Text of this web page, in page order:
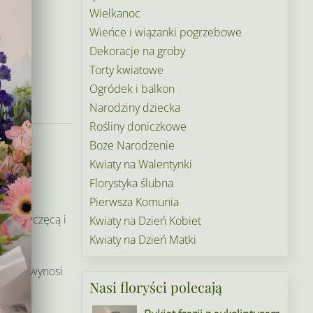
i
wynosi
Wielkanoc
Wieńce i wiązanki pogrzebowe
Dekoracje na groby
Torty kwiatowe
Ogródek i balkon
Narodziny dziecka
Rośliny doniczkowe
Boże Narodzenie
Kwiaty na Walentynki
Florystyka ślubna
Pierwsza Komunia
Kwiaty na Dzień Kobiet
Kwiaty na Dzień Matki
Nasi floryści polecają